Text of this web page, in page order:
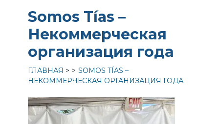
Somos Tías –
Некоммерческая
организация года
ГЛАВНАЯ
SOMOS TÍAS –
НЕКОММЕРЧЕСКАЯ ОРГАНИЗАЦИЯ ГОДА